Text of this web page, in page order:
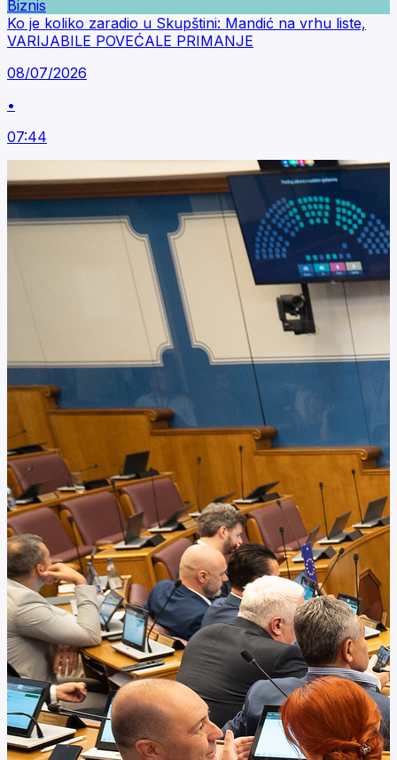
Biznis
Ko je koliko zaradio u Skupštini: Mandić na vrhu liste,
VARIJABILE POVEĆALE PRIMANJE
08/07/2026
•
07:44